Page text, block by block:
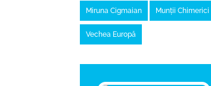
Miruna Cigmaian Munții Chimerici
Vechea Europă